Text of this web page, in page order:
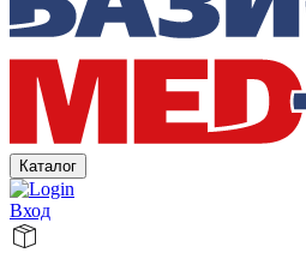
Каталог
Вход